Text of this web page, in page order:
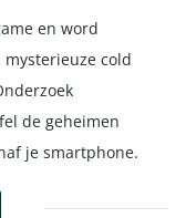
en word
cold
de geheimen
je smartphone.